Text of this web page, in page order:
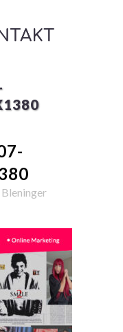
Bleninger